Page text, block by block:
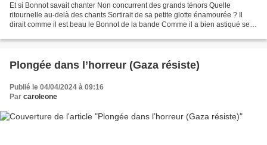
Et si Bonnot savait chanter Non concurrent des grands ténors Quelle
ritournelle au-delà des chants Sortirait de sa petite glotte énamourée ? Il
dirait comme il est beau le Bonnot de la bande Comme il a bien astiqué ses
Plongée dans l’horreur (Gaza résiste)
Publié le 04/04/2024 à 09:16
Par caroleone